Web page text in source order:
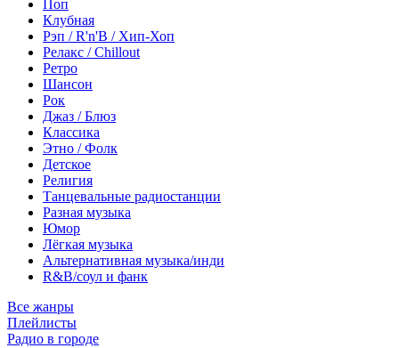
Поп
Клубная
Рэп / R'n'B / Хип-Хоп
Релакс / Chillout
Ретро
Шансон
Рок
Джаз / Блюз
Классика
Этно / Фолк
Детское
Религия
Танцевальные радиостанции
Разная музыка
Юмор
Лёгкая музыка
Альтернативная музыка/инди
R&B/cоул и фанк
Все жанры
Плейлисты
Радио в городе